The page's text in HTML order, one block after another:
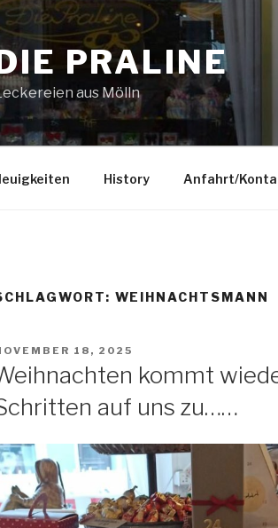
PRALINE
aus Mölln
History Anfahrt/
WEIHNACHTSMANN
18, 2025
kommt
auf uns zu……